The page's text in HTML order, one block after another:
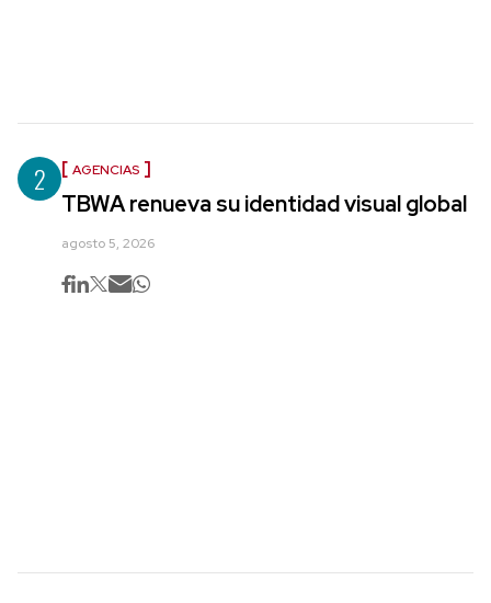
2 AGENCIAS
TBWA renueva su identidad visual global
agosto 5, 2026